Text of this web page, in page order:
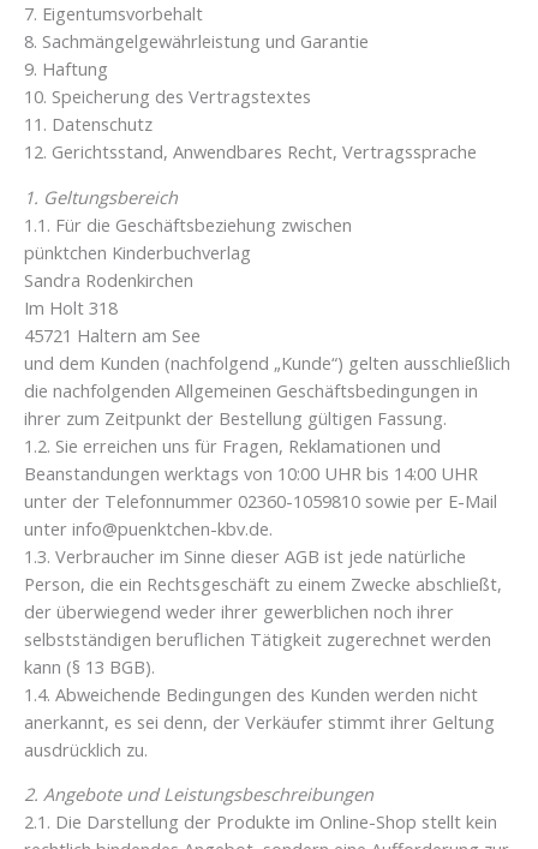
7. Eigentumsvorbehalt
8. Sachmängelgewährleistung und Garantie
9. Haftung
10. Speicherung des Vertragstextes
11. Datenschutz
12. Gerichtsstand, Anwendbares Recht, Vertragssprache
1. Geltungsbereich
1.1. Für die Geschäftsbeziehung zwischen
pünktchen Kinderbuchverlag
Sandra Rodenkirchen
Im Holt 318
45721 Haltern am See
und dem Kunden (nachfolgend „Kunde“) gelten ausschließlich
die nachfolgenden Allgemeinen Geschäftsbedingungen in
ihrer zum Zeitpunkt der Bestellung gültigen Fassung.
1.2. Sie erreichen uns für Fragen, Reklamationen und
Beanstandungen werktags von 10:00 UHR bis 14:00 UHR
unter der Telefonnummer 02360-1059810 sowie per E-Mail
unter info@puenktchen-kbv.de.
1.3. Verbraucher im Sinne dieser AGB ist jede natürliche
Person, die ein Rechtsgeschäft zu einem Zwecke abschließt,
der überwiegend weder ihrer gewerblichen noch ihrer
selbstständigen beruflichen Tätigkeit zugerechnet werden
kann (§ 13 BGB).
1.4. Abweichende Bedingungen des Kunden werden nicht
anerkannt, es sei denn, der Verkäufer stimmt ihrer Geltung
ausdrücklich zu.
2. Angebote und Leistungsbeschreibungen
2.1. Die Darstellung der Produkte im Online-Shop stellt kein